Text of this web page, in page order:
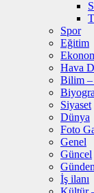
Spor
Eğitim
Hava
Bilim –
Siyaset
Dünya
Foto
Genel
Güncel
İş ilanı